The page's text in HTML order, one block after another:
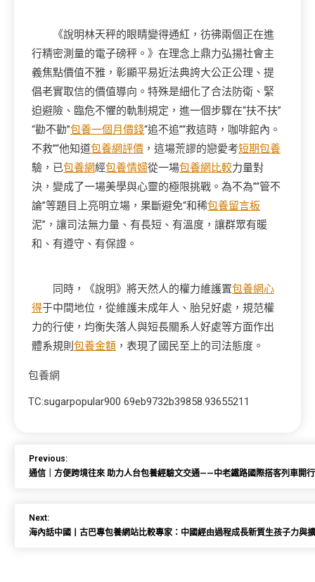
《說明林天秤的眼睛變得通紅，彷彿兩個正在進
行精密測量的電子磅秤。》在理念上鼎力弘揚社會主
義焦點價值不雅，彰顯平易近法典誇大公正公理、提
倡老實取信的價值導向。特殊是細化了合法防衛、緊
迫避險、臨危不懼的軌制規定，進一個步驟在“扶不扶”
“勸不勸”包養一個月價錢“追不追”“救這時，咖啡館內。
不救”“他知道包養網評價 ，這場荒謬的戀愛考短期包養
驗，已包養網經包養情婦從一場包養網比較力量對
決，變成了一場美學與心靈的極限挑戰。為不為”“管不
論”等題目上亮明立場，果斷避免“和稀包養留言板
泥”，讓司法無力量、有長短、有溫度，讓群眾有暖
和、有遵守、有保證。
同時，《說明》將天然人的權力維護置包養網心
得于中間地位，從維護未成年人、胎兒好處，規范權
力的行使，均衡失落人與短長關系人好處等方面作出
體系規則 包養金額 ，表現了國民至上的司法態度。
包養網
TC:sugarpopular900 69eb9732b39858.93655211
Previous:
通信｜方便跨境往來 助力人台包養經驗文交通——中老鐵路國際搭客列車開
Next:
海內話中國丨古巴專包養網站比較專家：中國經由過程成長新質生孩子力與